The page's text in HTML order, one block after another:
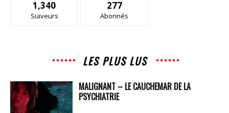
1,340
Suiveurs
277
Abonnés
LES PLUS LUS
MALIGNANT – LE CAUCHEMAR DE LA
PSYCHIATRIE